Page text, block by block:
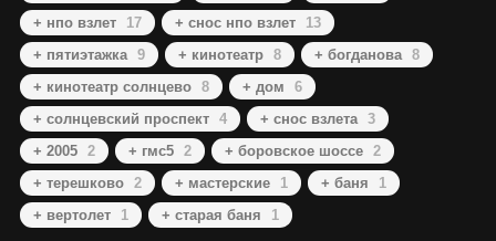
+ нпо взлет
17 + снос нпо взлет
13
+ пятиэтажка 9 + кинотеатр 8 + богданова 8
+ кинотеатр солнцево 8 + дом
6
+ солнцевский проспект 4 + снос взлета 3
+ 2005 2 + гмс5 2 + боровское шоссе 2
+ терешково 2 + мастерские 1 + баня
1
+ вертолет
1 + старая баня 1